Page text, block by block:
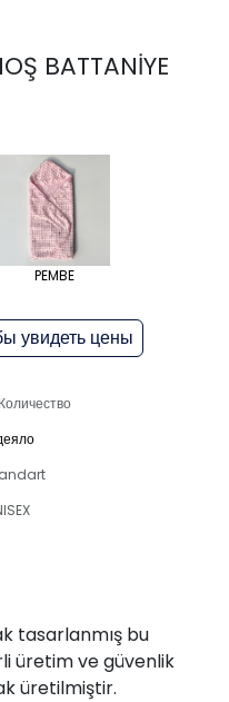
BATTANİYE
PEMBE
увидеть цены
tasarlanmış bu
üretim ve güvenlik
üretilmiştir.